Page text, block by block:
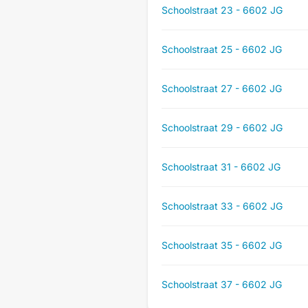
Schoolstraat 23 - 6602 JG
Schoolstraat 25 - 6602 JG
Schoolstraat 27 - 6602 JG
Schoolstraat 29 - 6602 JG
Schoolstraat 31 - 6602 JG
Schoolstraat 33 - 6602 JG
Schoolstraat 35 - 6602 JG
Schoolstraat 37 - 6602 JG